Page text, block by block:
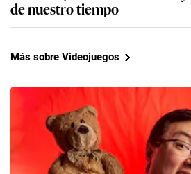
de nuestro tiempo
Más sobre Videojuegos